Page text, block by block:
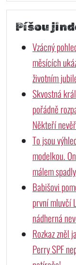
Píšou
Vzácný
měsících
životním
Skvostná
pořádně
Někteří
To jsou
modelkou.
málem
Babišovi
první mluvčí
nádherná
Rozkaz zněl
Perry SPF